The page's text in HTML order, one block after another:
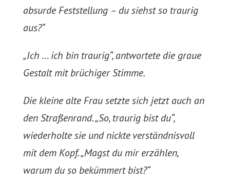
absurde Feststellung – du siehst so traurig
aus?“
„Ich … ich bin traurig“, antwortete die graue
Gestalt mit brüchiger Stimme.
Die kleine alte Frau setzte sich jetzt auch an
den Straßenrand. „So, traurig bist du“,
wiederholte sie und nickte verständnisvoll
mit dem Kopf. „Magst du mir erzählen,
warum du so bekümmert bist?“